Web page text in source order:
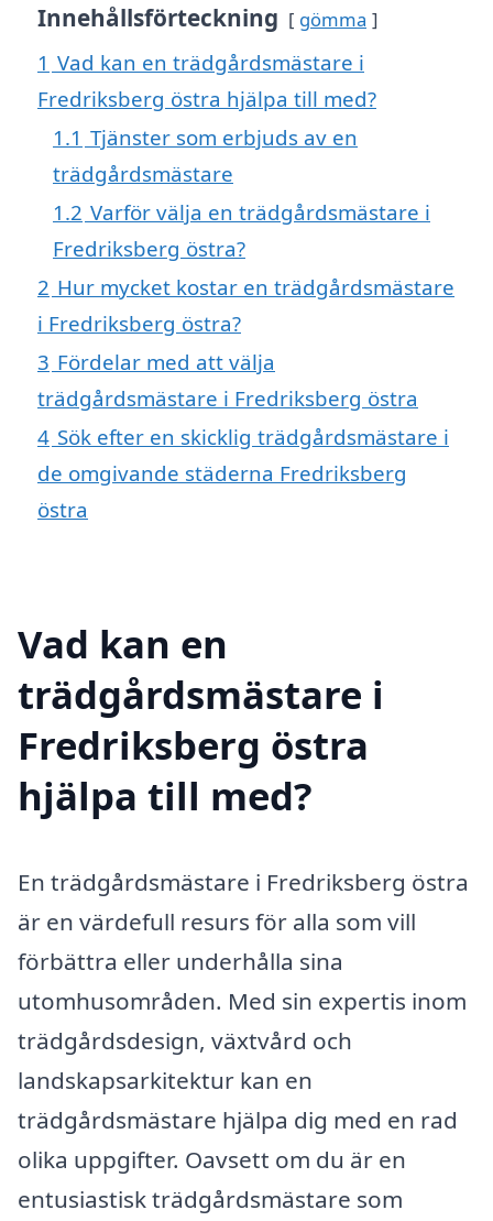
Innehållsförteckning gömma
1 Vad kan en trädgårdsmästare i
Fredriksberg östra hjälpa till med?
1.1 Tjänster som erbjuds av en
trädgårdsmästare
1.2 Varför välja en trädgårdsmästare i
Fredriksberg östra?
2 Hur mycket kostar en trädgårdsmästare
i Fredriksberg östra?
3 Fördelar med att välja
trädgårdsmästare i Fredriksberg östra
4 Sök efter en skicklig trädgårdsmästare i
de omgivande städerna Fredriksberg
östra
Vad kan en
trädgårdsmästare i
Fredriksberg östra
hjälpa till med?
En trädgårdsmästare i Fredriksberg östra
är en värdefull resurs för alla som vill
förbättra eller underhålla sina
utomhusområden. Med sin expertis inom
trädgårdsdesign, växtvård och
landskapsarkitektur kan en
trädgårdsmästare hjälpa dig med en rad
olika uppgifter. Oavsett om du är en
entusiastisk trädgårdsmästare som